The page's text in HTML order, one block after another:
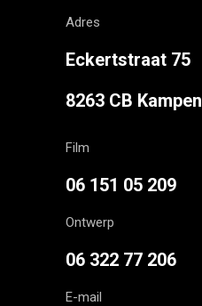
Adres
Eckertstraat 75
8263 CB Kampen
Film
06 151 05 209
Ontwerp
06 322 77 206
E-mail